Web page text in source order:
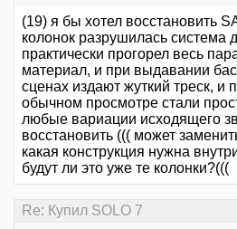
(19) я бы хотел восстановить
колонок разрушилась система
практически прогорел весь
материал, и при выдавании
сценах издают жуткий треск, и
обычном просмотре стали
любые вариации исходящего
восстановить ((( может
какая конструкция нужна
будут ли это уже те колонки?(((
Re: Купил SOLO 7